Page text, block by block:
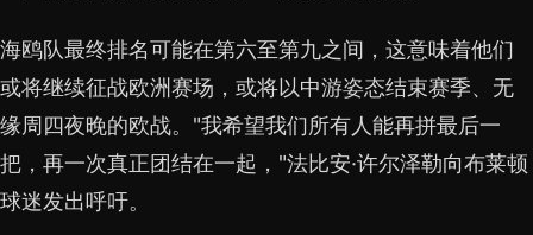
海鸥队最终排名可能在第六至第九之间，这意味着他们
或将继续征战欧洲赛场，或将以中游姿态结束赛季、无
缘周四夜晚的欧战。"我希望我们所有人能再拼最后一
把，再一次真正团结在一起，"法比安·许尔泽勒向布莱顿
球迷发出呼吁。